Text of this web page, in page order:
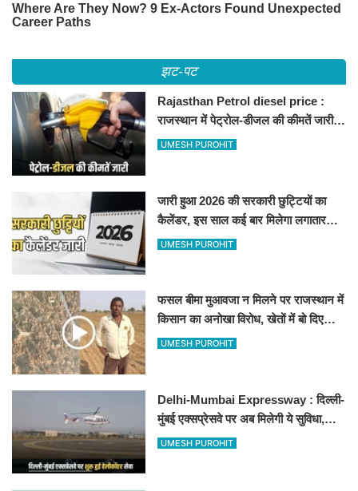
झट-पट
Rajasthan Petrol diesel price :
राजस्थान में पेट्रोल-डीजल की कीमतें जारी,
जानिए बीकानेर समेत पुरे प्रदेश में नए रेट
UMESH PUROHIT
जारी हुआ 2026 की सरकारी छुट्टियों का
कैलेंडर, इस साल कई बार मिलेगा लगातार
अवकाश, देखें
UMESH PUROHIT
फसल बीमा मुआवजा न मिलने पर राजस्थान में
किसान का अनोखा विरोध, खेतों में बो दिए
500-500 रुपए के नोट, वीडियो वायरल
UMESH PUROHIT
Delhi-Mumbai Expressway : दिल्ली-
मुंबई एक्सप्रेसवे पर अब मिलेगी ये सुविधा,
हेलीकॉप्टर सर्विस से तुरंत घायल पहुंचेगा
UMESH PUROHIT